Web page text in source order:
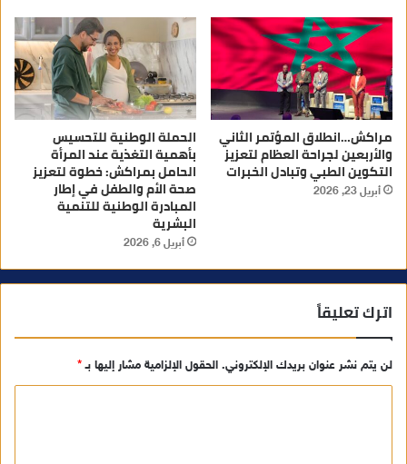
مراكش…انطلاق المؤتمر الثاني
والأربعين لجراحة العظام لتعزيز
التكوين الطبي وتبادل الخبرات
أبريل 23, 2026
الحملة الوطنية للتحسيس
بأهمية التغذية عند المرأة
الحامل بمراكش: خطوة لتعزيز
صحة الأم والطفل في إطار
المبادرة الوطنية للتنمية
البشرية
أبريل 6, 2026
اترك تعليقاً
لن يتم نشر عنوان بريدك الإلكتروني. الحقول الإلزامية مشار إليها بـ*